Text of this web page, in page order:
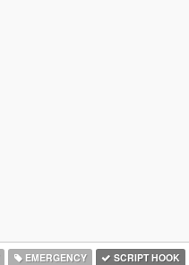
EMERGENCY SCRIPT HOOK